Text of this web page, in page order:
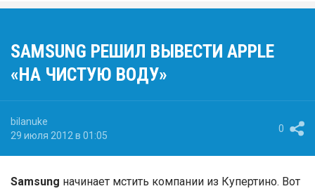
SAMSUNG РЕШИЛ ВЫВЕСТИ APPLE
«НА ЧИСТУЮ ВОДУ»
bilanuke
29 июля 2012 в 01:05
0
Samsung начинает мстить компании из Купертино. Вот